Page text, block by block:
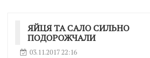
ЯЙЦЯ ТА САЛО СИЛЬНО
ПОДОРОЖЧАЛИ
03.11.2017 22:16